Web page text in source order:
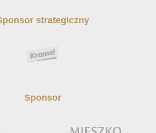
strategiczny
Sponsor